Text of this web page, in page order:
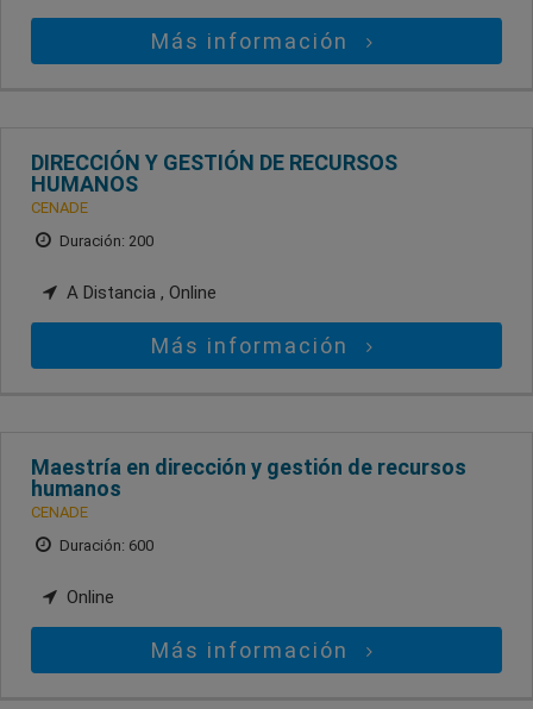
Más información
DIRECCIÓN Y GESTIÓN DE RECURSOS
HUMANOS
CENADE
Duración: 200
A Distancia , Online
Más información
Maestría en dirección y gestión de recursos
humanos
CENADE
Duración: 600
Online
Más información